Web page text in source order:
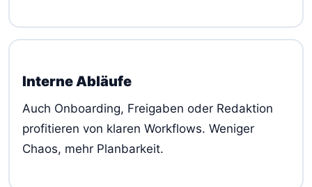
Interne Abläufe
Auch Onboarding, Freigaben oder Redaktion
profitieren von klaren Workflows. Weniger
Chaos, mehr Planbarkeit.